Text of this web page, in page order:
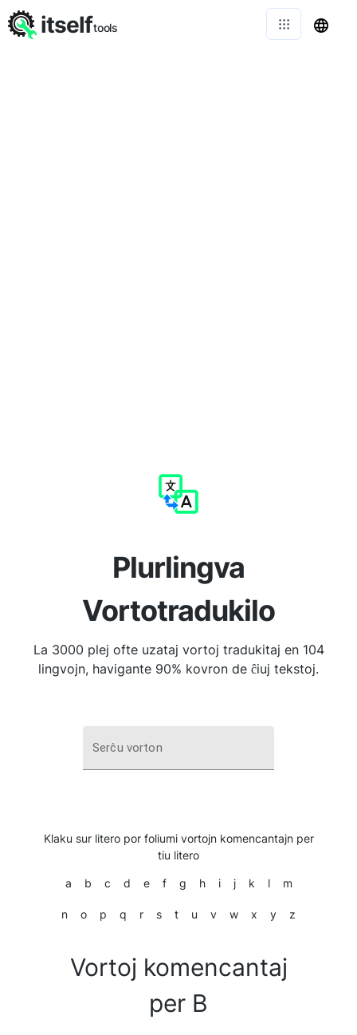
Plurlingva
Vortotradukilo
La 3000 plej ofte uzataj vortoj tradukitaj en 104
lingvojn, havigante 90% kovron de ĉiuj tekstoj.
Serĉu vorton
Klaku sur litero por foliumi vortojn komencantajn per
tiu litero
a b c d e f g h i j k l m
n o p q r s t u v w x y z
Vortoj komencantaj
per B
itselftools